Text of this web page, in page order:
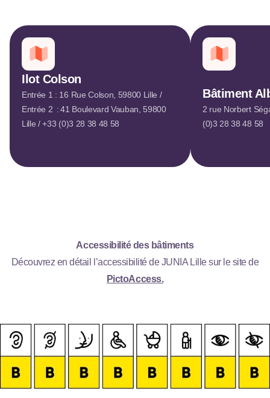
Ilot Colson
Entrée 1 : 16 Rue Colson, 59800 Lille /
Entrée 2 : 41 Boulevard Vauban, 59800
Lille / +33 (0)3 28 38 48 58
Bâtiment
2 rue Norbert
(0)3 28 38 48 58
Accessibilité des bâtiments
Découvrez en détail l’accessibilité de JUNIA Lille sur le site de
PictoAccess.